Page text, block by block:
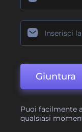
Giuntura
Puoi facilmente
qualsiasi